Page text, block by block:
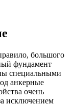
большого
фундамент
специальными
анкерные
очень
исключением